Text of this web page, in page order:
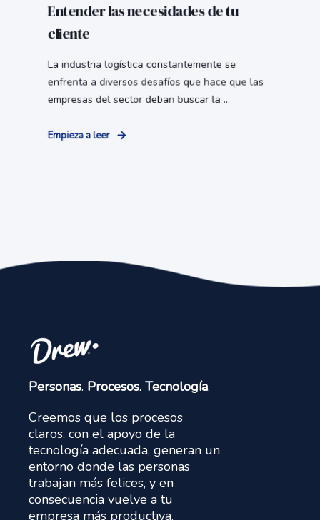
Entender las necesidades de tu
cliente
La industria logística constantemente se
enfrenta a diversos desafíos que hace que las
empresas del sector deban buscar la ...
Empieza a leer
Personas. Procesos. Tecnología.
Creemos que los procesos
claros, con el apoyo de la
tecnología adecuada, generan un
entorno donde las personas
trabajan más felices, y en
consecuencia vuelve a tu
empresa más productiva.